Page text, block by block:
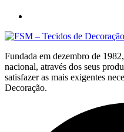
Fundada em dezembro de
nacional, através dos seus
satisfazer as mais exigentes
Decoração.